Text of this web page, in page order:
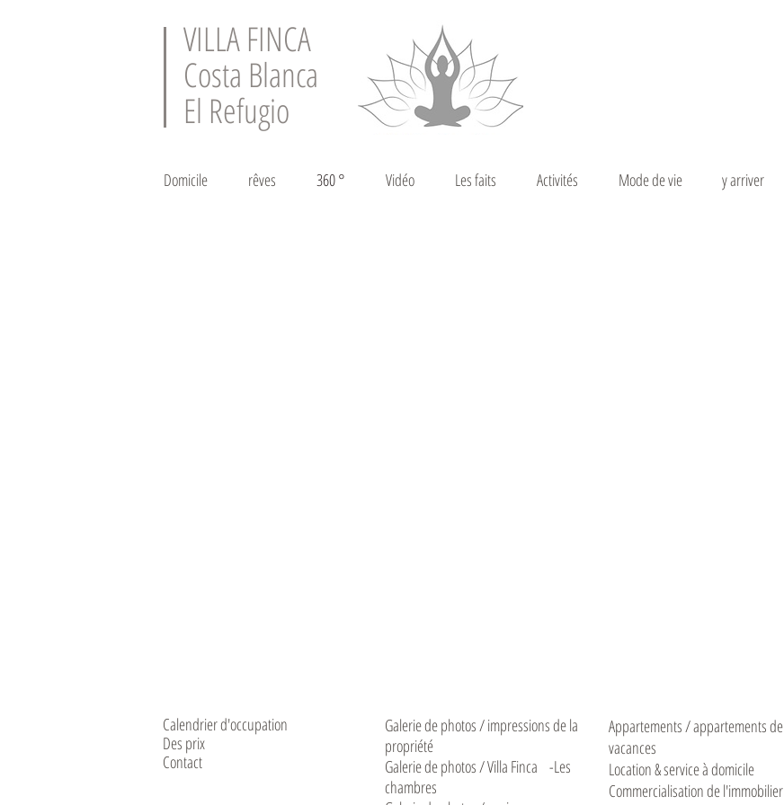
VILLA FINCA
Costa Blanca
El Refugio
Domicile rêves 360 ° Vidéo Les faits Activités Mode de vie y arriver
Calendrier d'occupation
Des prix
Contact
Galerie de photos / impressions de la
propriété
Galerie de photos / Villa Finca -Les
chambres
Appartements / appartements de
vacances
Location & service à domicile
Commercialisation de l'immobilier